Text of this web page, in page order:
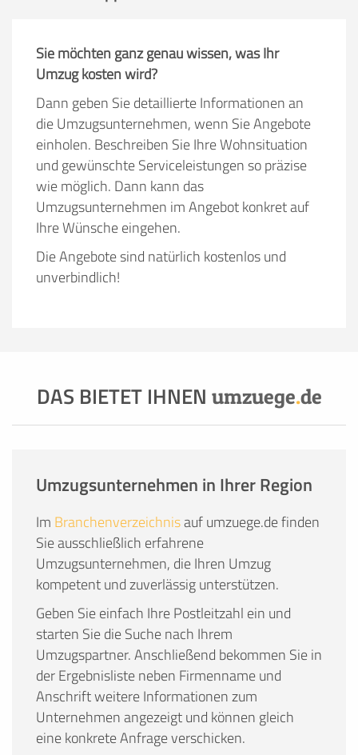
Sie möchten ganz genau wissen, was Ihr
Umzug kosten wird?
Dann geben Sie detaillierte Informationen an
die Umzugsunternehmen, wenn Sie Angebote
einholen. Beschreiben Sie Ihre Wohnsituation
und gewünschte Serviceleistungen so präzise
wie möglich. Dann kann das
Umzugsunternehmen im Angebot konkret auf
Ihre Wünsche eingehen.
Die Angebote sind natürlich kostenlos und
unverbindlich!
DAS BIETET IHNEN umzuege.de
Umzugsunternehmen in Ihrer Region
Im Branchenverzeichnisauf umzuege.de finden
Sie ausschließlich erfahrene
Umzugsunternehmen, die Ihren Umzug
kompetent und zuverlässig unterstützen.
Geben Sie einfach Ihre Postleitzahl ein und
starten Sie die Suche nach Ihrem
Umzugspartner. Anschließend bekommen Sie in
der Ergebnisliste neben Firmenname und
Anschrift weitere Informationen zum
Unternehmen angezeigt und können gleich
eine konkrete Anfrage verschicken.